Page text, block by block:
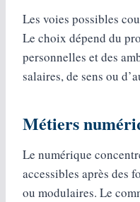
Les voies possibles
Le choix dépend du
personnelles et des
salaires, de sens ou
Métiers
Le numérique
accessibles après des
ou modulaires. Le